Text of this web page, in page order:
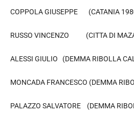
COPPOLA GIUSEPPE
RUSSO VINCENZO (CITTA DI
ALESSI GIULIO (DEMMA
MONCADA FRANCESCO (DEMMA
PALAZZO SALVATORE